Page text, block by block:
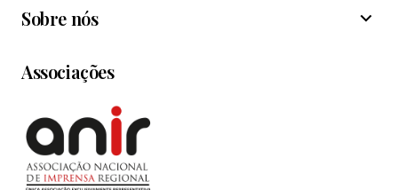
Sobre nós
Associações